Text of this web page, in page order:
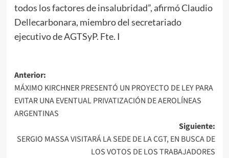
todos los factores de insalubridad”, afirmó Claudio
Dellecarbonara, miembro del secretariado
ejecutivo de AGTSyP. Fte. I
Navegación
de
entradas
Anterior:
MÁXIMO KIRCHNER PRESENTÓ UN PROYECTO DE LEY PARA
EVITAR UNA EVENTUAL PRIVATIZACIÓN DE AEROLÍNEAS
ARGENTINAS
Siguiente:
SERGIO MASSA VISITARÁ LA SEDE DE LA CGT, EN BUSCA DE
LOS VOTOS DE LOS TRABAJADORES